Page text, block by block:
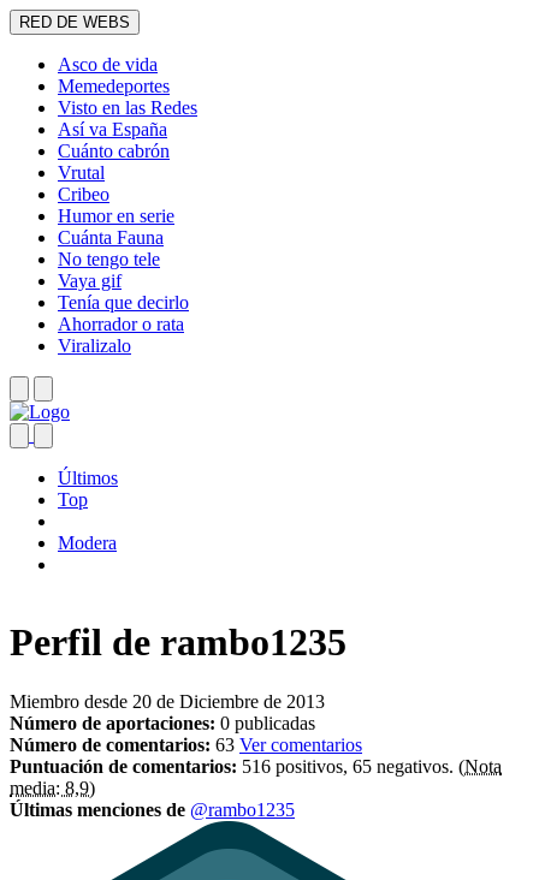
RED DE WEBS
Asco de vida
Memedeportes
Visto en las Redes
Así va España
Cuánto cabrón
Vrutal
Cribeo
Humor en serie
Cuánta Fauna
No tengo tele
Vaya gif
Tenía que decirlo
Ahorrador o rata
Viralizalo
Últimos
Top
Modera
Perfil de rambo1235
Miembro desde 20 de Diciembre de 2013
Número de aportaciones: 0 publicadas
Número de comentarios: 63 Ver comentarios
Puntuación de comentarios: 516 positivos, 65 negativos. (Nota
media: 8,9)
Últimas menciones de @rambo1235